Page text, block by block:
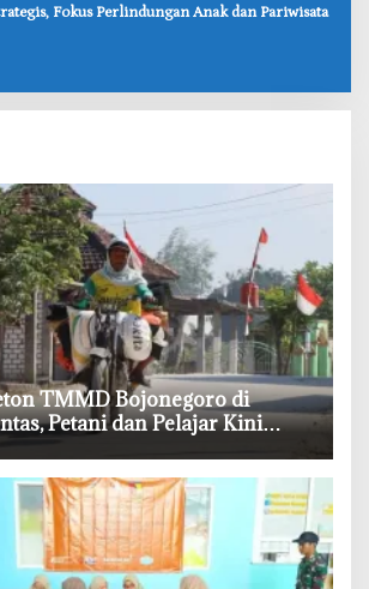
Fokus Perlindungan Anak dan Pariwisata
TMMD Bojonegoro di
Petani dan Pelajar Kini